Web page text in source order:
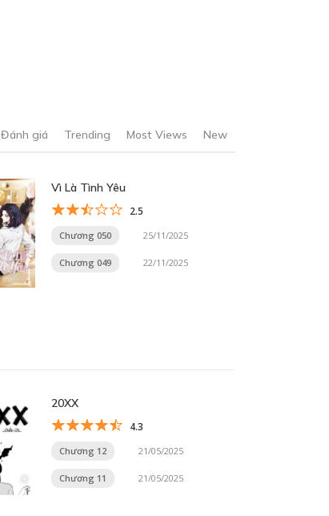
Đánh giá Trending Most Views New
Vì Là Tình Yêu
2.5
Chương 050 25/11/2025
Chương 049 22/11/2025
20XX
4.3
Chương 12 21/05/2025
Chương 11 21/05/2025